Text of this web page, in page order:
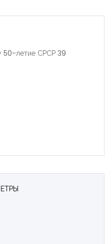
50-летие СРСР 39